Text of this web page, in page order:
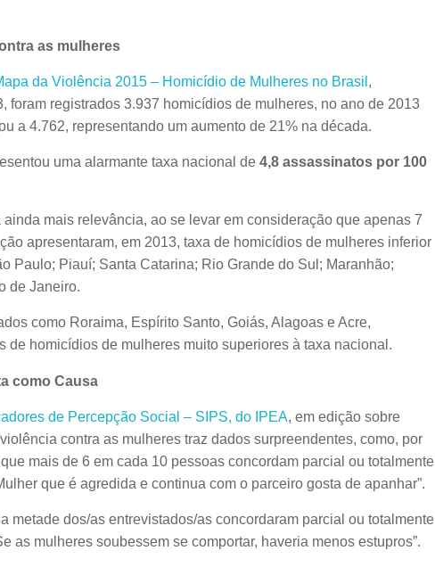
as mulheres
da Violência 2015 – Homicídio de Mulheres no Brasil ,
foram registrados 3.937 homicídios de mulheres, no ano de 2013
a 4.762, representando um aumento de 21% na década.
uma alarmante taxa nacional de 4,8 assassinatos por 100
ainda mais relevância, ao se levar em consideração que apenas 7
apresentaram, em 2013, taxa de homicídios de mulheres inferior
Paulo; Piauí; Santa Catarina; Rio Grande do Sul; Maranhão;
de Janeiro.
como Roraima, Espírito Santo, Goiás, Alagoas e Acre,
de homicídios de mulheres muito superiores à taxa nacional.
como Causa
de Percepção Social – SIPS, do IPEA, em edição sobre
contra as mulheres traz dados surpreendentes, como, por
mais de 6 em cada 10 pessoas concordam parcial ou totalmente
que é agredida e continua com o parceiro gosta de apanhar”.
metade dos/as entrevistados/as concordaram parcial ou totalmente
as mulheres soubessem se comportar, haveria menos estupros”.